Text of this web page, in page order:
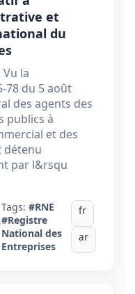
et
du
la
78 du 5 août
des agents des
publics à
et des
détenu
par l&rsqu
,
Tags: #RNE
#Registre
National des
Entreprises
fr
ar